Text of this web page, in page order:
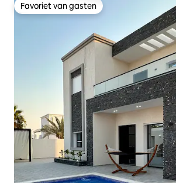
Favoriet van gasten
Favoriet van gasten